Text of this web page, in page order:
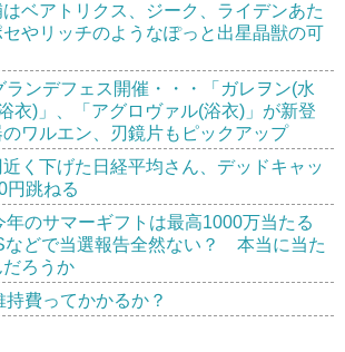
ベアトリクス、ジーク、ライデンあた
やリッチのようなぽっと出星晶獣の可
ランデフェス開催・・・「ガレヲン(水
衣)」、「アグロヴァル(浴衣)」が新登
ワルエン、刃鏡片もピックアップ
く下げた日経平均さん、デッドキャッ
円跳ねる
年のサマーギフトは最高1000万当たる
などで当選報告全然ない？ 本当に当た
ろうか
費ってかかるか？